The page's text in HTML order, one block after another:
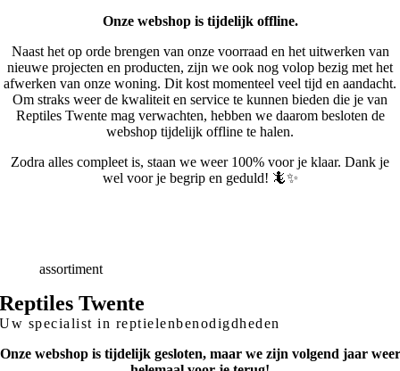
Onze webshop is tijdelijk offline.
Naast het op orde brengen van onze voorraad en het uitwerken van
nieuwe projecten en producten, zijn we ook nog volop bezig met het
afwerken van onze woning. Dit kost momenteel veel tijd en aandacht.
Om straks weer de kwaliteit en service te kunnen bieden die je van
Reptiles Twente mag verwachten, hebben we daarom besloten de
webshop tijdelijk offline te halen.
Zodra alles compleet is, staan we weer 100% voor je klaar. Dank je
wel voor je begrip en geduld! 🦎✨
Breedassortiment
Reptiles Twente
Uw specialist in reptielenbenodigdheden
Onze webshop is tijdelijk gesloten, maar we zijn volgend jaar weer